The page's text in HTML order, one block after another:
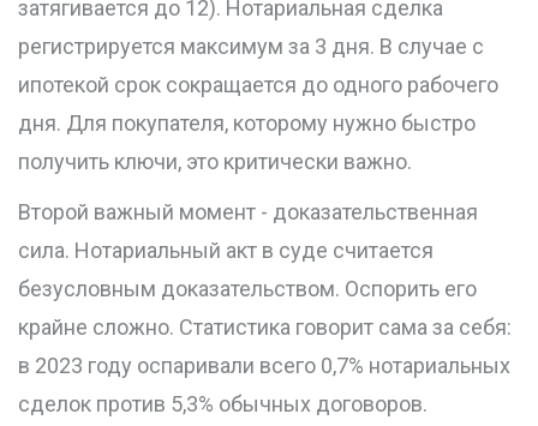
затягивается до 12). Нотариальная сделка
регистрируется максимум за 3 дня. В случае с
ипотекой срок сокращается до одного рабочего
дня. Для покупателя, которому нужно быстро
получить ключи, это критически важно.
Второй важный момент - доказательственная
сила. Нотариальный акт в суде считается
безусловным доказательством. Оспорить его
крайне сложно. Статистика говорит сама за себя:
в 2023 году оспаривали всего 0,7% нотариальных
сделок против 5,3% обычных договоров.